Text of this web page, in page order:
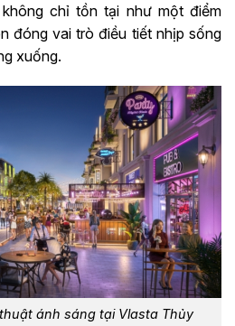
chỉ tồn tại như một điểm
đóng vai trò điều tiết nhịp sống
xuống.
ánh sáng tại Vlasta Thủy